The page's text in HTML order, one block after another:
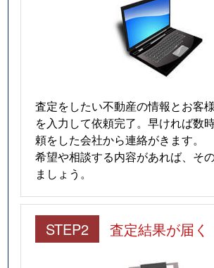
査定をしたい不動産の情報とお客
を入力して依頼完了。早ければ数
頼をした会社から連絡がきます。
希望や相談する内容があれば、そ
ましょう。
STEP2 査定結果が届く